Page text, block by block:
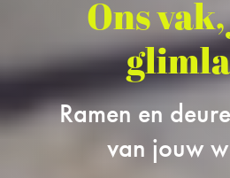
Ons
Ramen en
van jouw